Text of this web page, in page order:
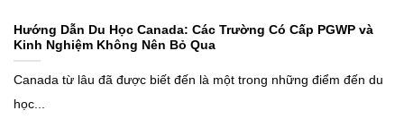
Hướng Dẫn Du Học Canada: Các Trường Có Cấp PGWP và
Kinh Nghiệm Không Nên Bỏ Qua
Canada từ lâu đã được biết đến là một trong những điểm đến du
học...